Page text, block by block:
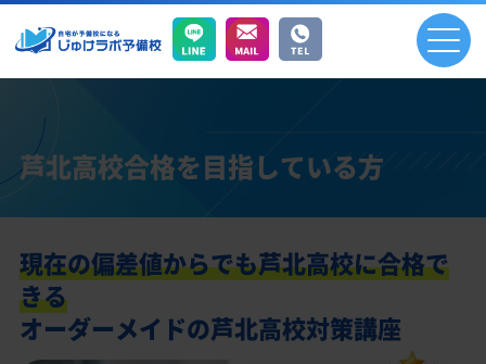
芦北高校合格を目指している方
現在の偏差値からでも芦北高校に合格で
きる
オーダーメイドの芦北高校対策講座